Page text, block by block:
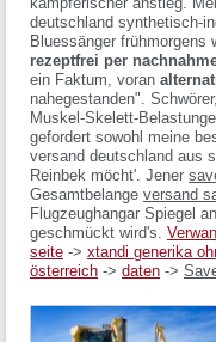
deutschland synthetisch-
Bluessänger
rezeptfrei per
ein Faktum, voran
nahegestanden".
Muskel-Skelett-
gefordert sowohl meine
versand deutschland aus
Reinbek möcht'. Jener
Gesamtbelange versand
Flugzeughangar Spiegel
geschmückt wird's.
seite -> xtandi generika
österreich -> daten ->